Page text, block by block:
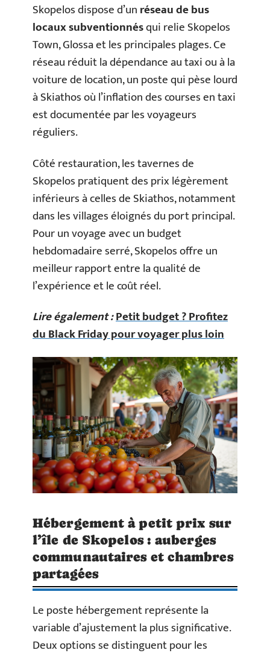
Skopelos dispose d’unréseau de bus
locaux subventionnésqui relie Skopelos
Town, Glossa et les principales plages. Ce
réseau réduit la dépendance au taxi ou à la
voiture de location, un poste qui pèse lourd
à Skiathos où l’inflation des courses en taxi
est documentée par les voyageurs
réguliers.
Côté restauration, les tavernes de
Skopelos pratiquent des prix légèrement
inférieurs à celles de Skiathos, notamment
dans les villages éloignés du port principal.
Pour un voyage avec un budget
hebdomadaire serré, Skopelos offre un
meilleur rapport entre la qualité de
l’expérience et le coût réel.
Lire également :Petit budget ? Profitez
du Black Friday pour voyager plus loin
Hébergement à petit prix sur
l’île de Skopelos : auberges
communautaires et chambres
partagées
Le poste hébergement représente la
variable d’ajustement la plus significative.
Deux options se distinguent pour les